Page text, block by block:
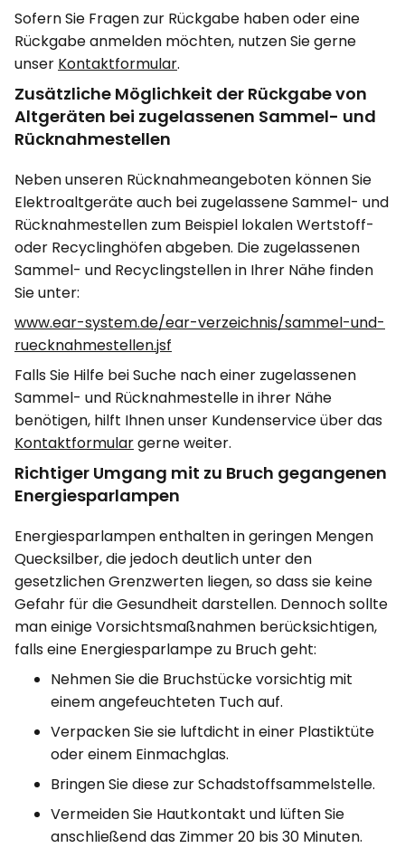
Sofern Sie Fragen zur Rückgabe haben oder eine
Rückgabe anmelden möchten, nutzen Sie gerne
unser Kontaktformular.
Zusätzliche Möglichkeit der Rückgabe von
Altgeräten bei zugelassenen Sammel- und
Rücknahmestellen
Neben unseren Rücknahmeangeboten können Sie
Elektroaltgeräte auch bei zugelassene Sammel- und
Rücknahmestellen zum Beispiel lokalen Wertstoff-
oder Recyclinghöfen abgeben. Die zugelassenen
Sammel- und Recyclingstellen in Ihrer Nähe finden
Sie unter:
www.ear-system.de/ear-verzeichnis/sammel-und-
ruecknahmestellen.jsf
Falls Sie Hilfe bei Suche nach einer zugelassenen
Sammel- und Rücknahmestelle in ihrer Nähe
benötigen, hilft Ihnen unser Kundenservice über das
Kontaktformulargerne weiter.
Richtiger Umgang mit zu Bruch gegangenen
Energiesparlampen
Energiesparlampen enthalten in geringen Mengen
Quecksilber, die jedoch deutlich unter den
gesetzlichen Grenzwerten liegen, so dass sie keine
Gefahr für die Gesundheit darstellen. Dennoch sollte
man einige Vorsichtsmaßnahmen berücksichtigen,
falls eine Energiesparlampe zu Bruch geht:
Nehmen Sie die Bruchstücke vorsichtig mit
einem angefeuchteten Tuch auf.
Verpacken Sie sie luftdicht in einer Plastiktüte
oder einem Einmachglas.
Bringen Sie diese zur Schadstoffsammelstelle.
Vermeiden Sie Hautkontakt und lüften Sie
anschließend das Zimmer 20 bis 30 Minuten.